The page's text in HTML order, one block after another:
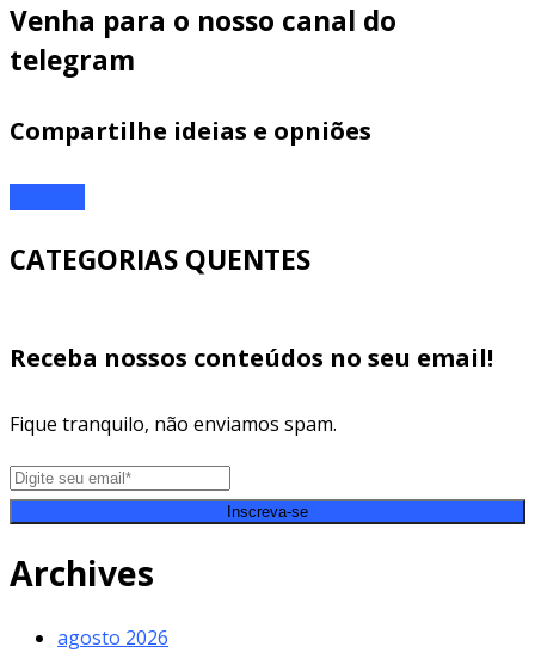
Venha para o nosso canal do
telegram
Compartilhe ideias e opniões
CATEGORIAS QUENTES
Receba nossos conteúdos no seu email!
Fique tranquilo, não enviamos spam.
Inscreva-se
Archives
agosto 2026